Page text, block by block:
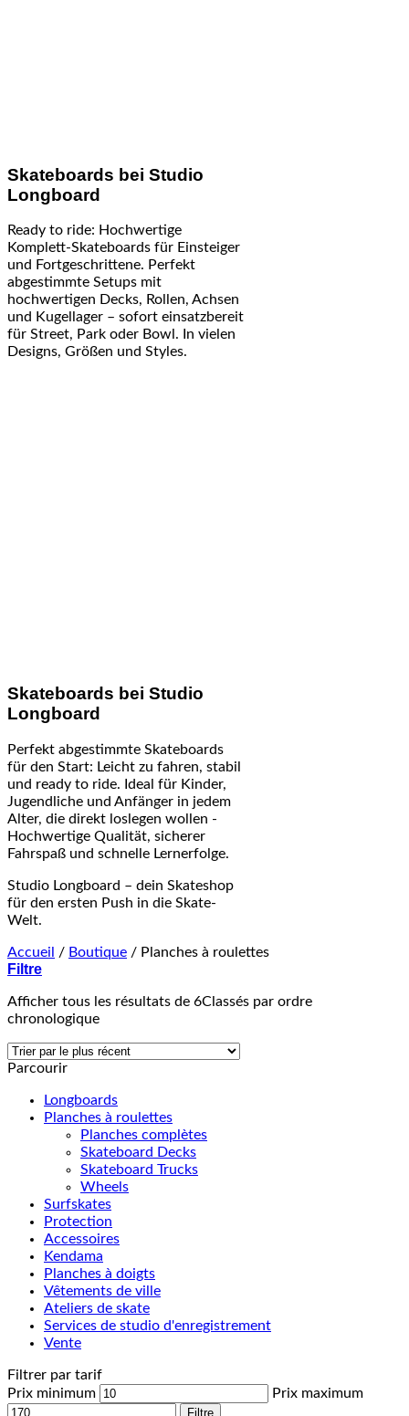
Skateboards bei Studio
Longboard
Ready to ride: Hochwertige
Komplett-Skateboards für Einsteiger
und Fortgeschrittene. Perfekt
abgestimmte Setups mit
hochwertigen Decks, Rollen, Achsen
und Kugellager – sofort einsatzbereit
für Street, Park oder Bowl. In vielen
Designs, Größen und Styles.
Skateboards bei Studio
Longboard
Perfekt abgestimmte Skateboards
für den Start: Leicht zu fahren, stabil
und ready to ride. Ideal für Kinder,
Jugendliche und Anfänger in jedem
Alter, die direkt loslegen wollen -
Hochwertige Qualität, sicherer
Fahrspaß und schnelle Lernerfolge.
Studio Longboard – dein Skateshop
für den ersten Push in die Skate-
Welt.
Accueil / Boutique / Planches à roulettes
Filtre
Afficher tous les résultats de 6Classés par ordre
chronologique
Parcourir
Longboards
Planches à roulettes
Planches complètes
Skateboard Decks
Skateboard Trucks
Wheels
Surfskates
Protection
Accessoires
Kendama
Planches à doigts
Vêtements de ville
Ateliers de skate
Services de studio d'enregistrement
Vente
Filtrer par tarif
Prix minimum
Prix maximum
Filtre